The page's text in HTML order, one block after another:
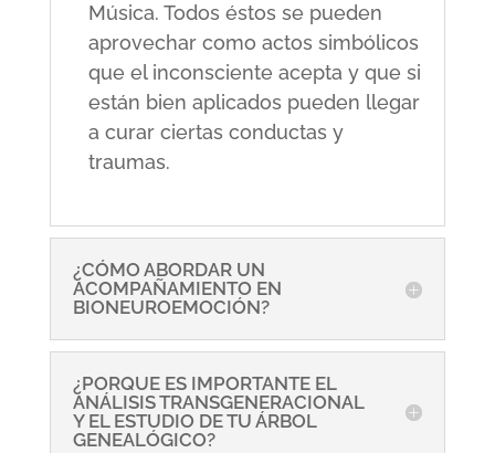
Música. Todos éstos se pueden
aprovechar como actos simbólicos
que el inconsciente acepta y que si
están bien aplicados pueden llegar
a curar ciertas conductas y
traumas.
¿CÓMO ABORDAR UN
ACOMPAÑAMIENTO EN
BIONEUROEMOCIÓN?
¿PORQUE ES IMPORTANTE EL
ANÁLISIS TRANSGENERACIONAL
Y EL ESTUDIO DE TU ÁRBOL
GENEALÓGICO?